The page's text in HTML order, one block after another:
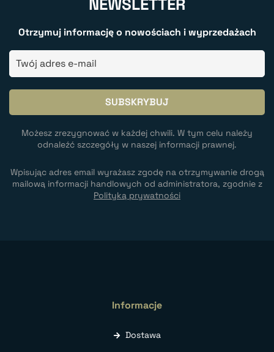
NEWSLETTER
Otrzymuj informację o nowościach i wyprzedażach
Możesz zrezygnować w każdej chwili. W tym celu należy
odnaleźć szczegóły w naszej informacji prawnej.
Wpisując adres email wyrażasz zgodę na otrzymywanie drogą
mailową informacji handlowych od administratora, zgodnie z
Polityką prywatności
Informacje
Dostawa